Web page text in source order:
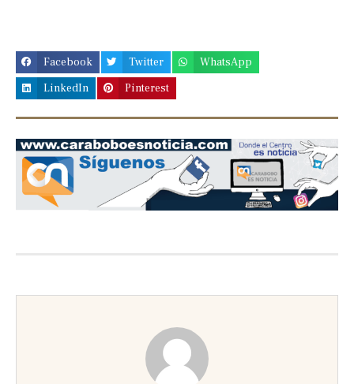
Facebook Twitter
WhatsApp
LinkedIn
Pinterest